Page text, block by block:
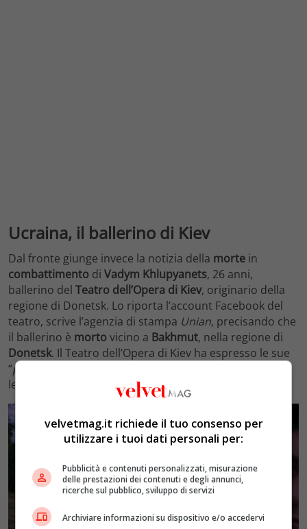
Ucraina, il ballerino di Kiev
Dal fronte giunge invece la notizia della morte in
combattimento di Vadym Khlupyanets, 26 anni,
ballerino del Teatro dell’Opera di Kiev, originario della
regione di Donetsk. Lo riporta l’account Facebook del
teatro, scrive l’agenzia di stampa Unian, precisando che
il ballerino è mortovicino a Bakhmut, nella regione di
Donetsk. Il Teatro dell’Opera di Kiev ha espresso le sue
“più sincere condoglianze alla famiglia dell’artista
legge nel profilo.
velvetmag.it richiede il tuo consenso per
utilizzare i tuoi dati personali per:
Pubblicità e contenuti personalizzati, misurazione
delle prestazioni dei contenuti e degli annunci,
ricerche sul pubblico, sviluppo di servizi
Archiviare informazioni su dispositivo e/o accedervi